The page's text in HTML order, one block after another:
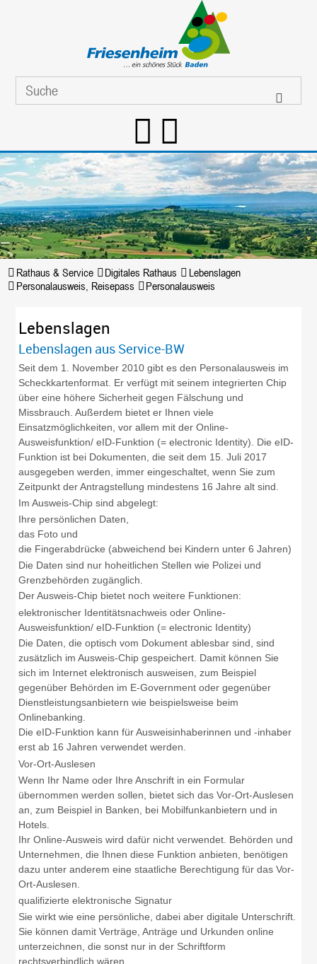
Rathaus & Service Digitales Rathaus
Lebenslagen
Personalausweis, Reisepass
Personalausweis
Lebenslagen
Lebenslagen aus Service-BW
Seit dem 1. November 2010 gibt es den Personalausweis im
Scheckkartenformat. Er verfügt mit seinem integrierten Chip
über eine höhere Sicherheit gegen Fälschung und
Missbrauch. Außerdem bietet er Ihnen viele
Einsatzmöglichkeiten, vor allem mit der Online-
Ausweisfunktion/ eID-Funktion (= electronic Identity). Die eID-
Funktion ist bei Dokumenten, die seit dem 15. Juli 2017
ausgegeben werden, immer eingeschaltet, wenn Sie zum
Zeitpunkt der Antragstellung mindestens 16 Jahre alt sind.
Im Ausweis-Chip sind abgelegt:
Ihre persönlichen Daten,
das Foto und
die Fingerabdrücke (abweichend bei Kindern unter 6 Jahren)
Die Daten sind nur hoheitlichen Stellen wie Polizei und
Grenzbehörden zugänglich.
Der Ausweis-Chip bietet noch weitere Funktionen:
elektronischer Identitätsnachweis oder Online-
Ausweisfunktion/ eID-Funktion (= electronic Identity)
Die Daten, die optisch vom Dokument ablesbar sind, sind
zusätzlich im Ausweis-Chip gespeichert. Damit können Sie
sich im Internet elektronisch ausweisen, zum Beispiel
gegenüber Behörden im E-Government oder gegenüber
Dienstleistungsanbietern wie beispielsweise beim
Onlinebanking.
Die eID-Funktion kann für Ausweisinhaberinnen und -inhaber
erst ab 16 Jahren verwendet werden.
Vor-Ort-Auslesen
Wenn Ihr Name oder Ihre Anschrift in ein Formular
übernommen werden sollen, bietet sich das Vor-Ort-Auslesen
an, zum Beispiel in Banken, bei Mobilfunkanbietern und in
Hotels.
Ihr Online-Ausweis wird dafür nicht verwendet. Behörden und
Unternehmen, die Ihnen diese Funktion anbieten, benötigen
dazu unter anderem eine staatliche Berechtigung für das Vor-
Ort-Auslesen.
qualifizierte elektronische Signatur
Sie wirkt wie eine persönliche, dabei aber digitale Unterschrift.
Sie können damit Verträge, Anträge und Urkunden online
unterzeichnen, die sonst nur in der Schriftform
rechtsverbindlich wären.